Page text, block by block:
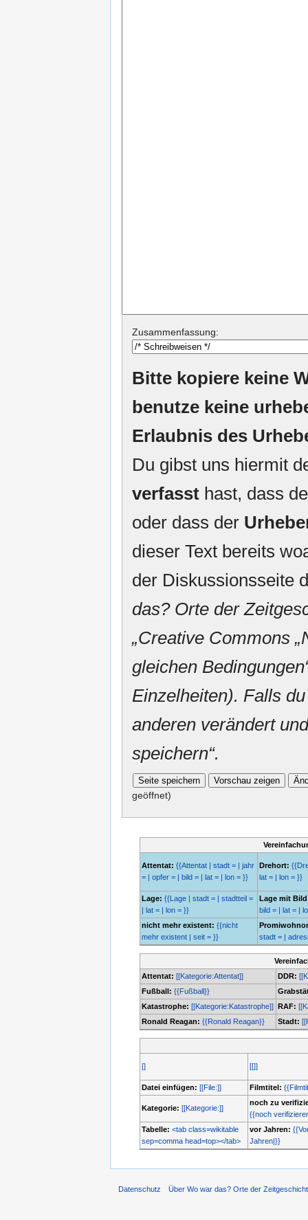
Zusammenfassung:
Bitte kopiere keine
benutze keine
Erlaubnis des
Du gibst uns hiermit
verfasst hast, dass
oder dass der
dieser Text bereits
der Diskussionsseite
das? Orte der
„Creative Commons
gleichen
Einzelheiten). Falls
anderen verändert
speichern“.
geöffnet)
Attentat: {{Attentat | stadt = | jahr
= | opfer = | bild = | lat = | lon = }}
Drehort:
lat = | lon = }}
Lage: {{Lage | stadt = | stadtteil =
| lat = | lon = }}
Lage mit
bild = | lat = |
nicht mehr existent: {{nicht
mehr existent | seit = }}
stadt = |
Attentat: [[Kategorie:Attentat]] DDR:
Fußball: {{Fußball}}
Katastrophe: [[Kategorie:Katastrophe]] RAF:
Ronald Reagan: {{Ronald Reagan}} Stadt:
[] [[]]
Datei einfügen: [[File:]] Filmtitel:
Kategorie: [[Kategorie:]]
noch zu
{{noch
Tabelle: <tab class=wikitable
sep=comma head=top></tab>
vor Jahren:
Jahren|}}
Datenschutz Über Wo war das? Orte der